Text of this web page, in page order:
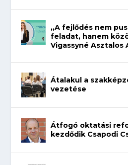
„A fejlődés nem
feladat, hanem
Vigassyné Asztalos
Átalakul a
vezetése
Átfogó oktatási
kezdődik Csapodi